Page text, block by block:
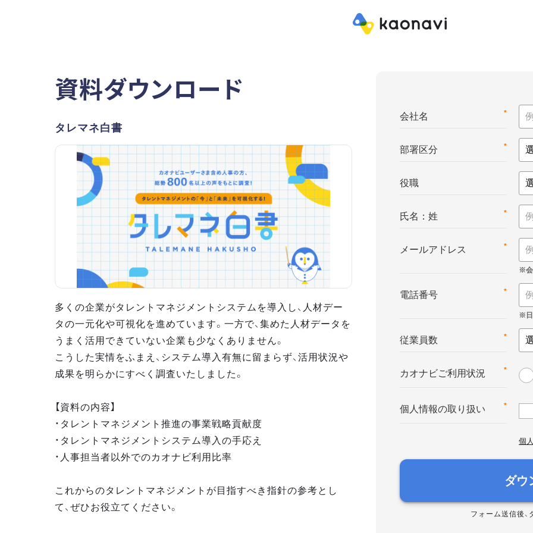
資料ダウンロード
タレマネ白書
多くの企業がタレントマネジメントシステムを導入し、人材デー
タの一元化や可視化を進めています。一方で、集めた人材データを
うまく活用できていない企業も少なくありません。
こうした実情をふまえ、システム導入有無に留まらず、活用状況や
成果を明らかにすべく調査いたしました。
【資料の内容】
・タレントマネジメント推進の事業戦略貢献度
・タレントマネジメントシステム導入の手応え
・人事担当者以外でのカオナビ利用比率
これからのタレントマネジメントが目指すべき指針の参考とし
て、ぜひお役立てください。
*
会社名
*
部署区分
役職
*
氏名：姓
*
メールアドレス
*
電話番号
*
従業員数
*
カオナビご利用状況
*
個人情報の取り扱い
個
ダウ
フォーム送信後